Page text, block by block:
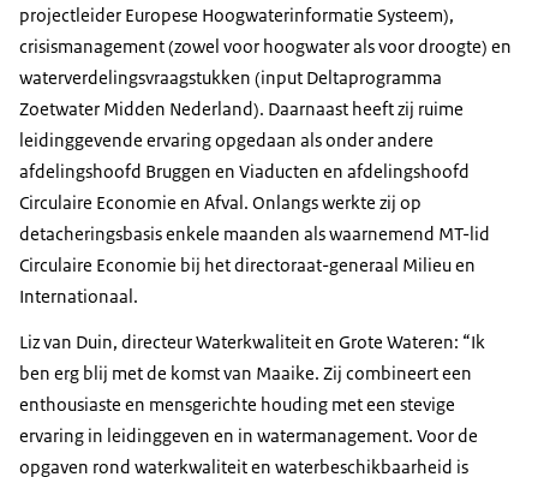
projectleider Europese Hoogwaterinformatie Systeem),
crisismanagement (zowel voor hoogwater als voor droogte) en
waterverdelingsvraagstukken (input Deltaprogramma
Zoetwater Midden Nederland). Daarnaast heeft zij ruime
leidinggevende ervaring opgedaan als onder andere
afdelingshoofd Bruggen en Viaducten en afdelingshoofd
Circulaire Economie en Afval. Onlangs werkte zij op
detacheringsbasis enkele maanden als waarnemend MT-lid
Circulaire Economie bij het directoraat-generaal Milieu en
Internationaal.
Liz van Duin, directeur Waterkwaliteit en Grote Wateren: “Ik
ben erg blij met de komst van Maaike. Zij combineert een
enthousiaste en mensgerichte houding met een stevige
ervaring in leidinggeven en in watermanagement. Voor de
opgaven rond waterkwaliteit en waterbeschikbaarheid is